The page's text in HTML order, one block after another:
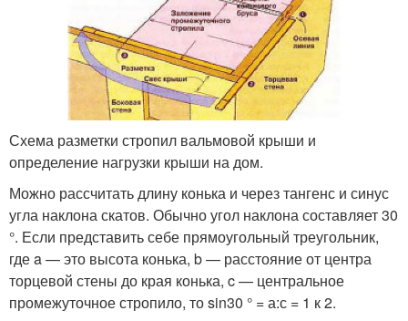
Схема разметки стропил вальмовой крыши и
определение нагрузки крыши на дом.
Можно рассчитать длину конька и через тангенс и синус
угла наклона скатов. Обычно угол наклона составляет 30
°. Если представить себе прямоугольный треугольник,
где a — это высота конька, b — расстояние от центра
торцевой стены до края конька, c — центральное
промежуточное стропило, то sin30 ° = а:с = 1 к 2.